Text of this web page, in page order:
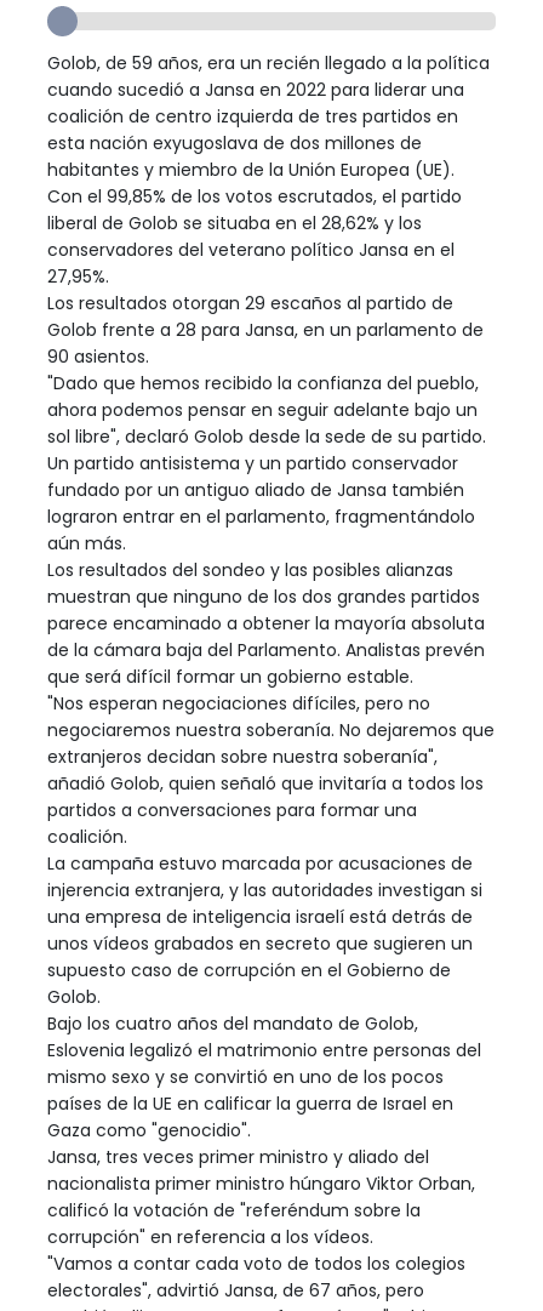
Golob, de 59 años, era un recién llegado a la política
cuando sucedió a Jansa en 2022 para liderar una
coalición de centro izquierda de tres partidos en
esta nación exyugoslava de dos millones de
habitantes y miembro de la Unión Europea (UE).
Con el 99,85% de los votos escrutados, el partido
liberal de Golob se situaba en el 28,62% y los
conservadores del veterano político Jansa en el
27,95%.
Los resultados otorgan 29 escaños al partido de
Golob frente a 28 para Jansa, en un parlamento de
90 asientos.
"Dado que hemos recibido la confianza del pueblo,
ahora podemos pensar en seguir adelante bajo un
sol libre", declaró Golob desde la sede de su partido.
Un partido antisistema y un partido conservador
fundado por un antiguo aliado de Jansa también
lograron entrar en el parlamento, fragmentándolo
aún más.
Los resultados del sondeo y las posibles alianzas
muestran que ninguno de los dos grandes partidos
parece encaminado a obtener la mayoría absoluta
de la cámara baja del Parlamento. Analistas prevén
que será difícil formar un gobierno estable.
"Nos esperan negociaciones difíciles, pero no
negociaremos nuestra soberanía. No dejaremos que
extranjeros decidan sobre nuestra soberanía",
añadió Golob, quien señaló que invitaría a todos los
partidos a conversaciones para formar una
coalición.
La campaña estuvo marcada por acusaciones de
injerencia extranjera, y las autoridades investigan si
una empresa de inteligencia israelí está detrás de
unos vídeos grabados en secreto que sugieren un
supuesto caso de corrupción en el Gobierno de
Golob.
Bajo los cuatro años del mandato de Golob,
Eslovenia legalizó el matrimonio entre personas del
mismo sexo y se convirtió en uno de los pocos
países de la UE en calificar la guerra de Israel en
Gaza como "genocidio".
Jansa, tres veces primer ministro y aliado del
nacionalista primer ministro húngaro Viktor Orban,
calificó la votación de "referéndum sobre la
corrupción" en referencia a los vídeos.
"Vamos a contar cada voto de todos los colegios
electorales", advirtió Jansa, de 67 años, pero